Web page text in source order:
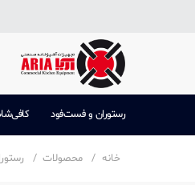
رستوران و فست‌فود
خانه محصولات